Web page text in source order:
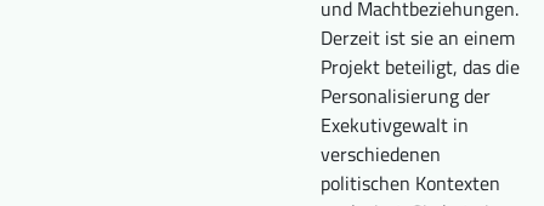
und Machtbeziehungen.
Derzeit ist sie an einem
Projekt beteiligt, das die
Personalisierung der
Exekutivgewalt in
verschiedenen
politischen Kontexten